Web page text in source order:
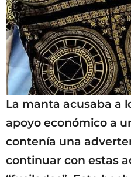
La manta acusaba a
apoyo económico a
contenía una
continuar con estas